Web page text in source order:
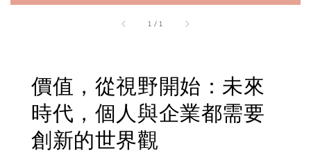
1 / 1
價值，從視野開始：未來
時代，個人與企業都需要
創新的世界觀